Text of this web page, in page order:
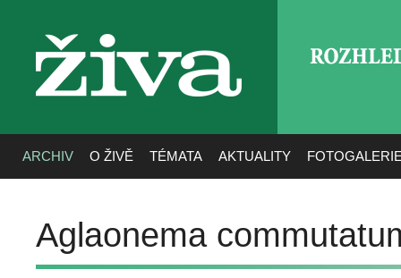
živa
ARCHIV O ŽIVĚ TÉMATA AKTUALITY
Aglaonema